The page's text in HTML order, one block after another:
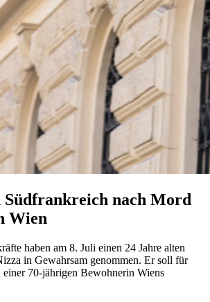
Südfrankreich nach Mord
Wien
haben am 8. Juli einen 24 Jahre alten
in Gewahrsam genommen. Er soll für
einer 70-jährigen Bewohnerin Wiens